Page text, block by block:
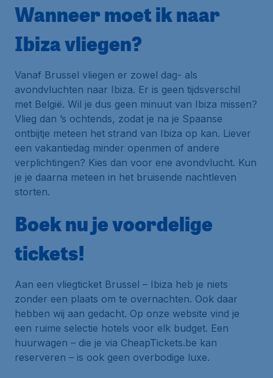
Wanneer moet ik naar
Ibiza vliegen?
Vanaf Brussel vliegen er zowel dag- als
avondvluchten naar Ibiza. Er is geen tijdsverschil
met België. Wil je dus geen minuut van Ibiza missen?
Vlieg dan ’s ochtends, zodat je na je Spaanse
ontbijtje meteen het strand van Ibiza op kan. Liever
een vakantiedag minder openmen of andere
verplichtingen? Kies dan voor ene avondvlucht. Kun
je je daarna meteen in het bruisende nachtleven
storten.
Boek nu je voordelige
tickets!
Aan een vliegticket Brussel – Ibiza heb je niets
zonder een plaats om te overnachten. Ook daar
hebben wij aan gedacht. Op onze website vind je
een ruime selectie hotels voor elk budget. Een
huurwagen – die je via CheapTickets.be kan
reserveren – is ook geen overbodige luxe.